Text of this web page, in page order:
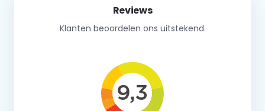
Reviews
Klanten beoordelen ons uitstekend.